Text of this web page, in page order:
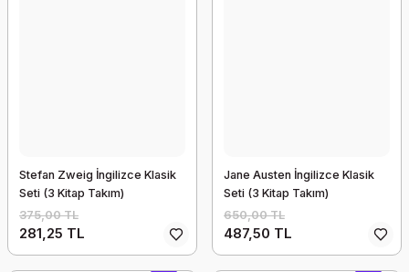
Stefan Zweig İngilizce Klasik
Seti (3 Kitap Takım)
375,00 TL
281,25 TL
Jane Austen İngilizce Klasik
Seti (3 Kitap Takım)
650,00 TL
487,50 TL